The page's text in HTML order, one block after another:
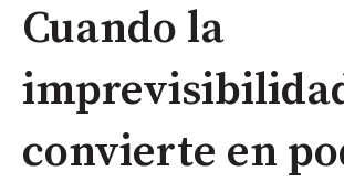
Cuando la
convierte en